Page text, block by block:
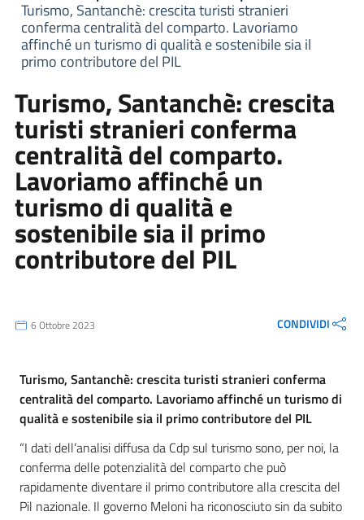
Turismo, Santanchè: crescita turisti stranieri
conferma centralità del comparto. Lavoriamo
affinché un turismo di qualità e sostenibile sia il
primo contributore del PIL
Turismo, Santanchè: crescita
turisti stranieri conferma
centralità del comparto.
Lavoriamo affinché un
turismo di qualità e
sostenibile sia il primo
contributore del PIL
6 Ottobre 2023 CONDIVIDI
Turismo, Santanchè: crescita turisti stranieri conferma
centralità del comparto. Lavoriamo affinché un turismo di
qualità e sostenibile sia il primo contributore del PIL
“I dati dell’analisi diffusa da Cdp sul turismo sono, per noi, la
conferma delle potenzialità del comparto che può
rapidamente diventare il primo contributore alla crescita del
Pil nazionale. Il governo Meloni ha riconosciuto sin da subito